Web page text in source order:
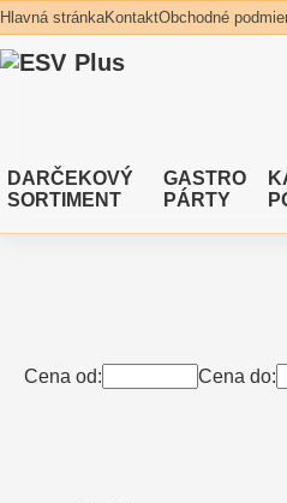
Hlavná stránkaKontaktObchodné
DARČEKOVÝ
SORTIMENT
GASTRO
PÁRTY
Cena od: Cena do: